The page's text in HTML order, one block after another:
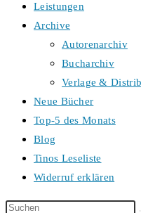
Leistungen
Archive
Autorenarchiv
Bucharchiv
Verlage &
Neue Bücher
Top-5 des Monats
Blog
Tinos Leseliste
Widerruf erklären
Diese